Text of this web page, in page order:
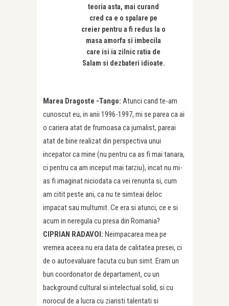
teoria asta, mai curand
cred ca e o spalare pe
creier pentru a fi redus la o
masa amorfa si imbecila
care isi ia zilnic ratia de
Salam si dezbateri idioate.
Marea Dragoste -Tango: Atunci cand te-am
cunoscut eu, in anii 1996-1997, mi se parea ca ai
o cariera atat de frumoasa ca jurnalist, pareai
atat de bine realizat din perspectiva unui
incepator ca mine (nu pentru ca as fi mai tanara,
ci pentru ca am inceput mai tarziu), incat nu mi-
as fi imaginat niciodata ca vei renunta si, cum
am citit peste ani, ca nu te simteai deloc
impacat sau multumit. Ce era si atunci, ce e si
acum in neregula cu presa din Romania?
CIPRIAN RADAVOI: Neimpacarea mea pe
vremea aceea nu era data de calitatea presei, ci
de o autoevaluare facuta cu bun simt. Eram un
bun coordonator de departament, cu un
background cultural si intelectual solid, si cu
norocul de a lucra cu ziaristi talentati si